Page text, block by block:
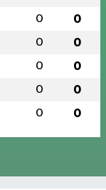
0 0
0 0
0 0
0 0
0 0